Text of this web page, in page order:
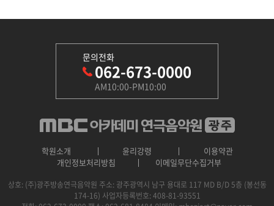
문의전화
062-673-0000
AM10:00-PM10:00
학원소개 윤리강령
이용약관
개인정보처리방침
이메일무단수집거부
상호: (주)광주방송연극음악원 주소: 광주광역시 남구 용대로 117 MD B/D 5층 (봉선동
174-16) 사업자등록번호: 408-81-93551